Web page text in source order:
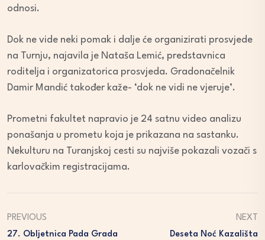
odnosi.
Dok ne vide neki pomak i dalje će organizirati prosvjede
na Turnju, najavila je Nataša Lemić, predstavnica
roditelja i organizatorica prosvjeda. Gradonačelnik
Damir Mandić također kaže- ‘dok ne vidi ne vjeruje’.
Prometni fakultet napravio je 24 satnu video analizu
ponašanja u prometu koja je prikazana na sastanku.
Nekulturu na Turanjskoj cesti su najviše pokazali vozači s
karlovačkim registracijama.
PREVIOUS
27. Obljetnica Pada Grada
NEXT
Deseta Noć Kazališta